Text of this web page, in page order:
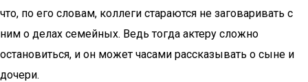
что, по его словам, коллеги стараются не заговаривать с
ним о делах семейных. Ведь тогда актеру сложно
остановиться, и он может часами рассказывать о сыне и
дочери.